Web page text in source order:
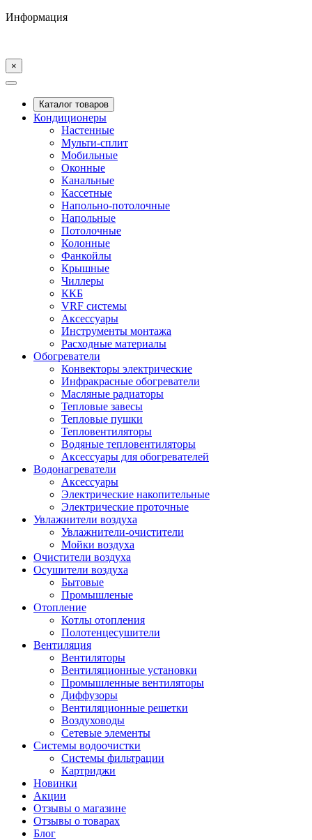
Информация
×
Каталог товаров
Кондиционеры
Настенные
Мульти-сплит
Мобильные
Оконные
Канальные
Кассетные
Напольно-потолочные
Напольные
Потолочные
Колонные
Фанкойлы
Крышные
Чиллеры
ККБ
VRF системы
Аксессуары
Инструменты монтажа
Расходные материалы
Обогреватели
Конвекторы электрические
Инфракрасные обогреватели
Масляные радиаторы
Тепловые завесы
Тепловые пушки
Тепловентиляторы
Водяные тепловентиляторы
Аксессуары для обогревателей
Водонагреватели
Аксессуары
Электрические накопительные
Электрические проточные
Увлажнители воздуха
Увлажнители-очистители
Мойки воздуха
Очистители воздуха
Осушители воздуха
Бытовые
Промышленые
Отопление
Котлы отопления
Полотенцесушители
Вентиляция
Вентиляторы
Вентиляционные установки
Промышленные вентиляторы
Диффузоры
Вентиляционные решетки
Воздуховоды
Сетевые элементы
Системы водоочистки
Системы фильтрации
Картриджи
Новинки
Акции
Отзывы о магазине
Отзывы о товарах
Блог